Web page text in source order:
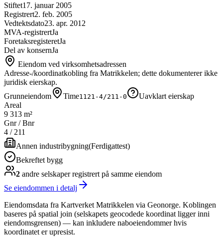
Stiftet17. januar 2005
Registrert2. feb. 2005
Vedtektsdato23. apr. 2012
MVA-registrertJa
ForetaksregisteretJa
Del av konsernJa
Eiendom ved virksomhetsadressen
Adresse-/koordinatkobling fra Matrikkelen; dette dokumenterer ikke
juridisk eierskap.
Grunneiendom
Time1121-4/211-0
Uavklart eierskap
Areal
9 313 m²
Gnr / Bnr
4 /211
Annen industribygning(Ferdigattest)
Bekreftet bygg
2 andre selskaperregistrert på samme eiendom
Se eiendommen i detalj
Eiendomsdata fra Kartverket Matrikkelen via Geonorge. Koblingen
baseres på spatial join (selskapets geocodede koordinat ligger inni
eiendomsgrensen) — kan inkludere naboeiendommer hvis
koordinatet er upresist.